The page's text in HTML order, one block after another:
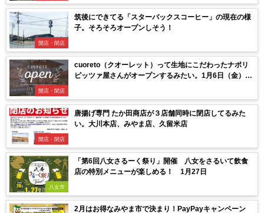
開店・閉店
筑後にできてる「スターバックスコーヒー」の現在の様
子。そろそろオープンしそう！
開店・閉店
cuoreto（クオーレット）って生地にこだわったナポリ
ピッツァ屋さんがオープンするみたい。1月6日（金）11
開店・閉店
唐揚げ専門 たか田商店が３店舗同時に閉店してるみた
い。大川本店、みやま店、久留米店
八女市
「第6回八女さるーく祭り」開催 八女をさるいて飲食
店の特別メニューが楽しめる！ 1月27日
2月はお得なみやま市で決まり！PayPayキャンペーン